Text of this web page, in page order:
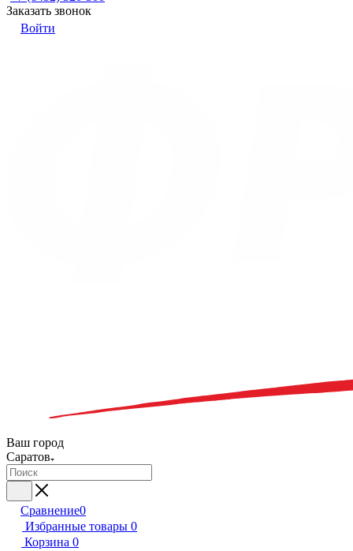
Заказать звонок
Войти
Ваш город
Саратов
Сравнение0
Избранные товары 0
Корзина 0